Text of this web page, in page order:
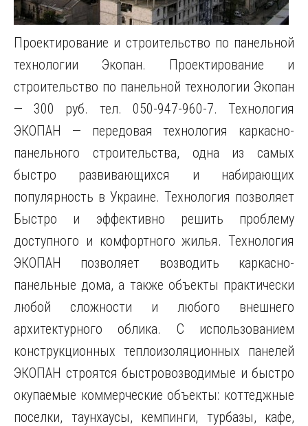
Проектирование и строительство по панельной
технологии Экопан. Проектирование и
строительство по панельной технологии Экопан
— 300 руб. тел. 050-947-960-7. Технология
ЭКОПАН — передовая технология каркасно-
панельного строительства, одна из самых
быстро развивающихся и набирающих
популярность в Украине. Технология позволяет
Быстро и эффективно решить проблему
доступного и комфортного жилья. Технология
ЭКОПАН позволяет возводить каркасно-
панельные дома, а также объекты практически
любой сложности и любого внешнего
архитектурного облика. С использованием
конструкционных теплоизоляционных панелей
ЭКОПАН строятся быстровозводимые и быстро
окупаемые коммерческие объекты: коттеджные
поселки, таунхаусы, кемпинги, турбазы, кафе,